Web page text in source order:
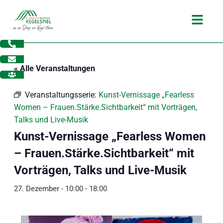
Inhalt
springen
Main
« Alle Veranstaltungen
Veranstaltungsserie: Kunst-Vernissage „Fearless
Women – Frauen.Stärke.Sichtbarkeit“ mit Vorträgen,
Talks und Live-Musik
Kunst-Vernissage „Fearless Women
– Frauen.Stärke.Sichtbarkeit“ mit
Vorträgen, Talks und Live-Musik
27. Dezember - 10:00- 18:00